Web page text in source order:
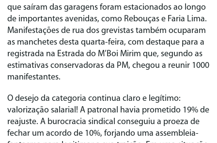
que saíram das garagens foram estacionados ao longo
de importantes avenidas, como Rebouças e Faria Lima.
Manifestações de rua dos grevistas também ocuparam
as manchetes desta quarta-feira, com destaque para a
registrada na Estrada do M’Boi Mirim que, segundo as
estimativas conservadoras da PM, chegou a reunir 1000
manifestantes.
O desejo da categoria continua claro e legítimo:
valorização salarial! A patronal havia prometido 19% de
reajuste. A burocracia sindical conseguiu a proeza de
fechar um acordo de 10%, forjando uma assembleia-